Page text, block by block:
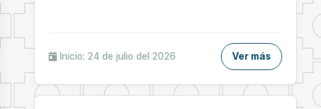
Inicio: 24 de julio del 2026 Ver más